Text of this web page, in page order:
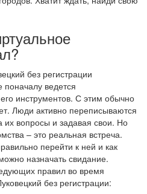
без регистрации
ведется
инструментов. С этим обычно
Люди активно переписываются
их вопросы и задавая свои. Но
– это реальная встреча.
перейти к ней и как
назначать свидание.
правил во время
без регистрации: